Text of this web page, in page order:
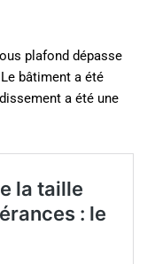
plafond dépasse
bâtiment a été
a été une